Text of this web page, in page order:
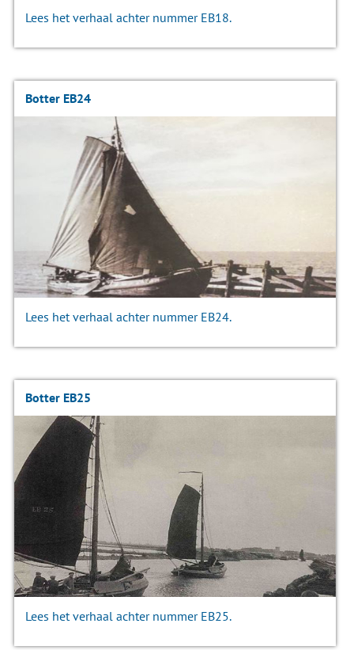
Lees het verhaal achter nummer EB18.
Botter EB24
Lees het verhaal achter nummer EB24.
Botter EB25
Lees het verhaal achter nummer EB25.